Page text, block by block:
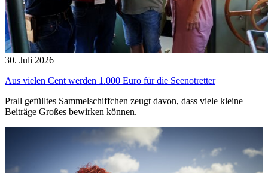
30. Juli 2026
Aus vielen Cent werden 1.000 Euro für die Seenotretter
Prall gefülltes Sammelschiffchen zeugt davon, dass viele kleine
Beiträge Großes bewirken können.